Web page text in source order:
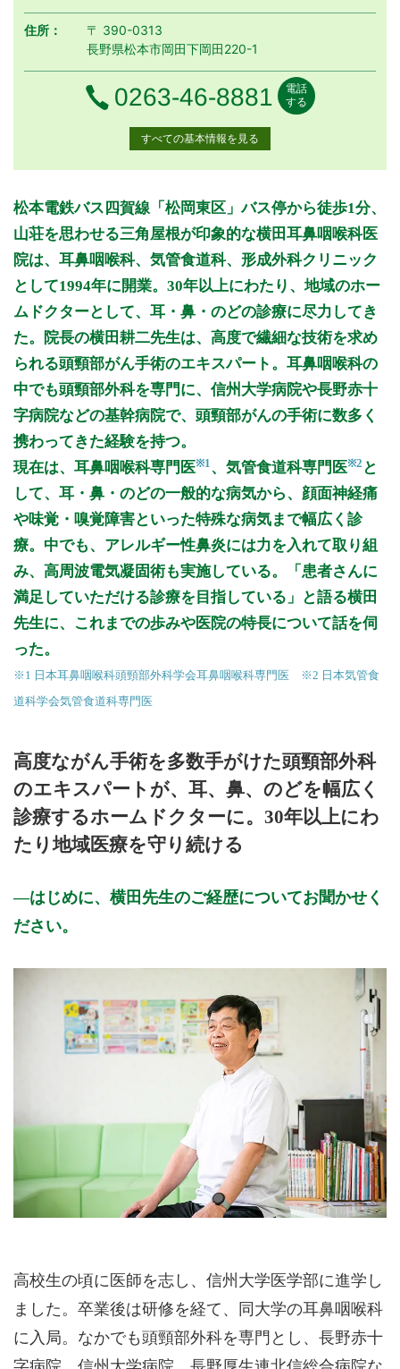
住所：
〒 390-0313
長野県松本市岡田下岡田220-1
電話番号
0263-46-8881
電話
する
すべての基本情報を見る
診療時間 月月曜日
火 火曜日
水水曜日 木曜日
金金曜日
土 土曜日
日日曜日
祝祝日
8:45～12:30
● ● ● ●
●
15:00～17:45
● ● ● ●
休診日: 木、日、祝
備考: 臨時休診あり
※診療時間や臨時休診・診療内容等について、事前に必ず医療
機関ホームページ、またはお電話にてご確認ください。
>>病院なびで医療機関の詳細を見る
公式HPはこちら
初診受付
再診受付
松本電鉄バス四賀線「松岡東区」バス停から徒歩1分、
山荘を思わせる三角屋根が印象的な横田耳鼻咽喉科医
院は、耳鼻咽喉科、気管食道科、形成外科クリニック
として1994年に開業。30年以上にわたり、地域のホー
ムドクターとして、耳・鼻・のどの診療に尽力してき
た。院長の横田耕二先生は、高度で繊細な技術を求め
られる頭頸部がん手術のエキスパート。耳鼻咽喉科の
中でも頭頸部外科を専門に、信州大学病院や長野赤十
字病院などの基幹病院で、頭頸部がんの手術に数多く
携わってきた経験を持つ。
現在は、耳鼻咽喉科専門医※1、気管食道科専門医※2 と
して、耳・鼻・のどの一般的な病気から、顔面神経痛
や味覚・嗅覚障害といった特殊な病気まで幅広く診
療。中でも、アレルギー性鼻炎には力を入れて取り組
み、高周波電気凝固術も実施している。「患者さんに
満足していただける診療を目指している」と語る横田
先生に、これまでの歩みや医院の特長について話を伺
った。
※1 日本耳鼻咽喉科頭頸部外科学会耳鼻咽喉科専門医 ※2 日本気管食
道科学会気管食道科専門医
高度ながん手術を多数手がけた頭頸部外科
のエキスパートが、耳、鼻、のどを幅広く
診療するホームドクターに。30年以上にわ
たり地域医療を守り続ける
はじめに、横田先生のご経歴についてお聞かせく
ださい。
高校生の頃に医師を志し、信州大学医学部に進学し
ました。卒業後は研修を経て、同大学の耳鼻咽喉科
に入局。なかでも頭頸部外科を専門とし、長野赤十